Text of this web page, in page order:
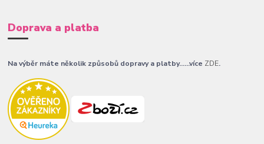
Doprava a platba
Na výběr máte několik způsobů dopravy a platby......více ZDE.